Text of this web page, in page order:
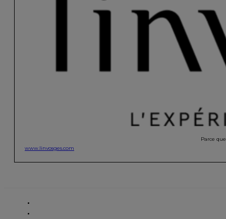
Parce
www.linvosges.com